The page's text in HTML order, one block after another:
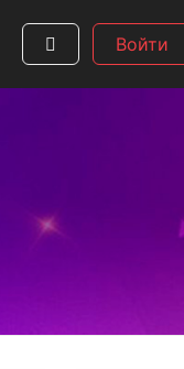
Войти